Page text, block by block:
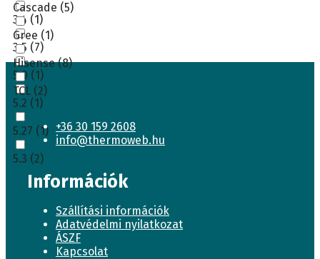
3.4 (1)
3.5 (7)
5.0 (1)
5.2 (1)
5.27 (1)
5.3 (2)
Cascade (5)
Gree (1)
Hisense (8)
TCL (2)
+36 30 159 2608
info@thermoweb.hu
Információk
Szállítási információk
Adatvédelmi nyilatkozat
ÁSZF
Kapcsolat